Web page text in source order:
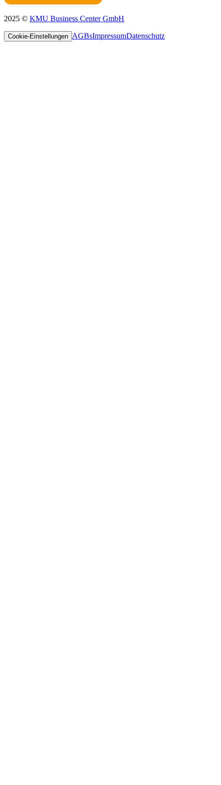
2025 © KMU Business Center GmbH
Cookie-Einstellungen AGBsImpressumDatenschutz